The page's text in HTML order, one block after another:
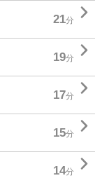
21分 
19分 
17分 
15分 
14分 